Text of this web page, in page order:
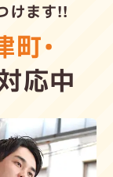
けます!!
町・
応中